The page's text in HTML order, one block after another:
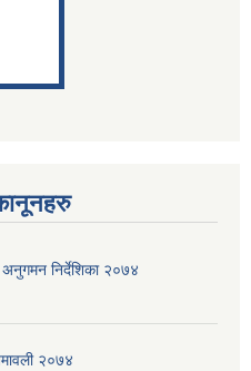
निर्देशिका २०७४
२०७४